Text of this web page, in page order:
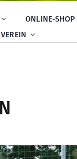
ONLINE-SHOP